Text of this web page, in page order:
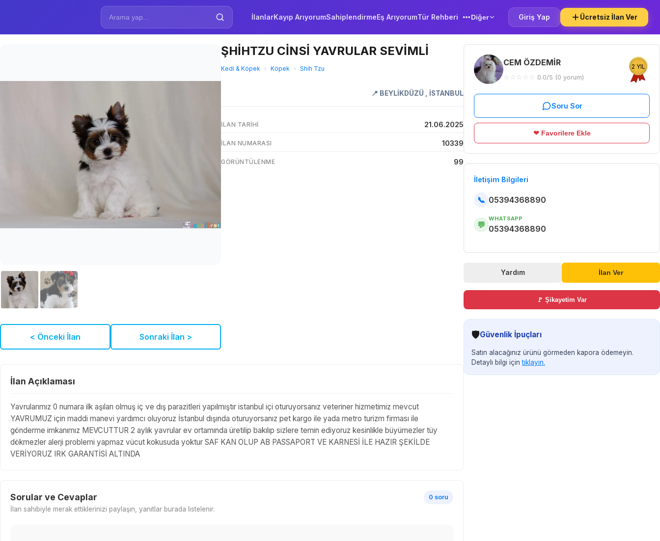
İlanlarKayıp ArıyorumSahiplendirmeEş ArıyorumTür Rehberi Diğer Giriş Yap Ücretsiz İlan Ver
< Önceki İlan Sonraki İlan >
ŞHİHTZU CİNSİ YAVRULAR SEVİMLİ
Kedi & Köpek › Köpek › Shih Tzu
📍 BEYLİKDÜZÜ İSTANBUL
İLAN TARIHI 21.06.2025
İLAN NUMARASI 10339
GÖRÜNTÜLENME 99
İlan Açıklaması
Yavrularımız 0 numara ilk aşıları olmuş iç ve dış parazitleri yapılmıştır istanbul içi oturuyorsanız veteriner hizmetimiz mevcut
YAVRUMUZ için maddi manevi yardımcı oluyoruz İstanbul dışında oturuyorsanız pet kargo ile yada metro turizm firması ile
gönderme imkanımız MEVCUTTUR 2 aylık yavrular ev ortamında üretilip bakılıp sizlere temin ediyoruz kesinlikle büyümezler tüy
dökmezler alerji problemi yapmaz vücut kokusuda yoktur SAF KAN OLUP AB PASSAPORT VE KARNESİ İLE HAZIR ŞEKİLDE
VERİYORUZ IRK GARANTİSİ ALTINDA
Sorular ve Cevaplar 0 soru
İlan sahibiyle merak ettiklerinizi paylaşın, yanıtlar burada listelenir.
CEM ÖZDEMİR
☆ ☆ ☆ ☆ ☆ 0.0/5 (0 yorum)
2 YIL
Soru Sor
❤ Favorilere Ekle
İletişim Bilgileri
📞 05394368890
💬
WHATSAPP
05394368890
Yardım İlan Ver
🚩 Şikayetim Var
🛡️Güvenlik İpuçları
Satın alacağınız ürünü görmeden kapora ödemeyin.
Detaylı bilgi içintıklayın.